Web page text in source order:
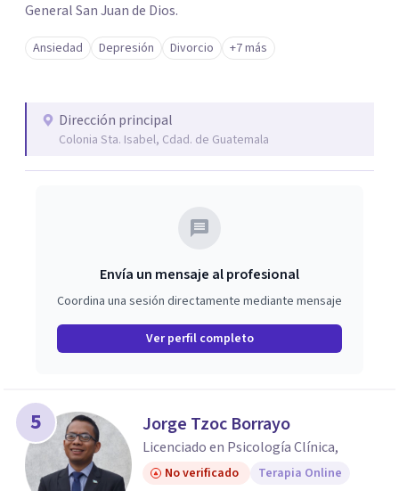
General San Juan de Dios.
Ansiedad Depresión Divorcio +7 más
Dirección principal
Colonia Sta. Isabel, Cdad. de Guatemala
Envía un mensaje al profesional
Coordina una sesión directamente mediante mensaje
Ver perfil completo
5 Jorge Tzoc Borrayo
Licenciado en Psicología Clínica,
No verificado Terapia Online